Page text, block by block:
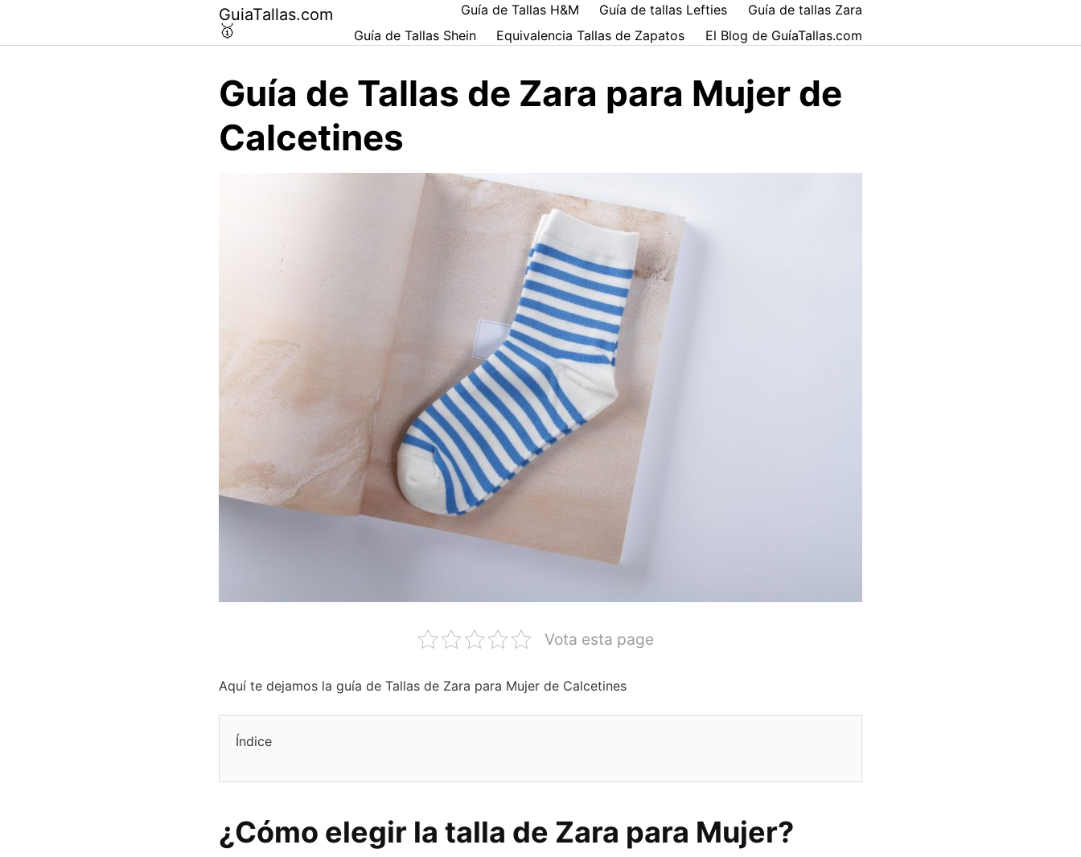
contenido
GuiaTallas.com
🥇
Guía de Tallas H&M Guía de tallas Lefties
Guía de tallas Zara
Guía de Tallas Shein
Equivalencia Tallas de Zapatos El Blog de GuíaTallas.com
Guía de Tallas de Zara para Mujer de
Calcetines
Vota esta page
Aquí te dejamos la guía de Tallas de Zara para Mujer de Calcetines
Índice
¿Cómo elegir la talla de Zara para Mujer?